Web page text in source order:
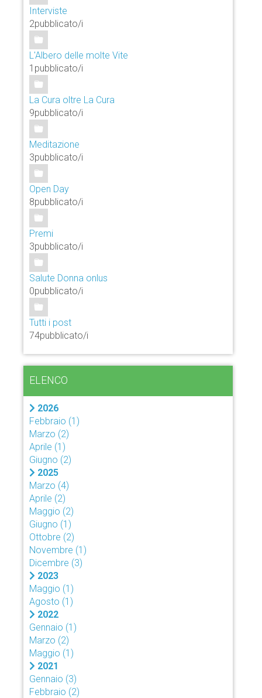
Interviste
2pubblicato/i
L'Albero delle molte Vite
1pubblicato/i
La Cura oltre La Cura
9pubblicato/i
Meditazione
3pubblicato/i
Open Day
8pubblicato/i
Premi
3pubblicato/i
Salute Donna onlus
0pubblicato/i
Tutti i post
74pubblicato/i
ELENCO
2026
Febbraio (1)
Marzo (2)
Aprile (1)
Giugno (2)
2025
Marzo (4)
Aprile (2)
Maggio (2)
Giugno (1)
Ottobre (2)
Novembre (1)
Dicembre (3)
2023
Maggio (1)
Agosto (1)
2022
Gennaio (1)
Marzo (2)
Maggio (1)
2021
Gennaio (3)
Febbraio (2)